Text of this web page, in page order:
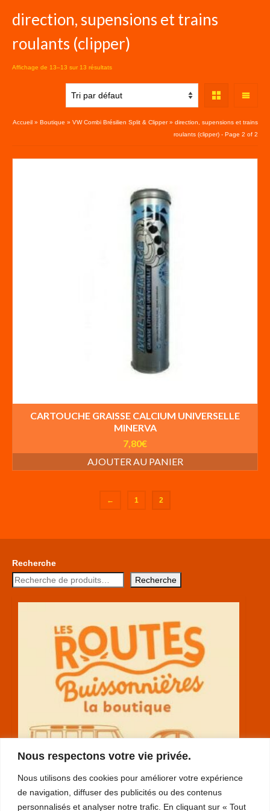
Nous respectons votre vie privée.
Nous utilisons des cookies pour améliorer votre expérience
de navigation, diffuser des publicités ou des contenus
personnalisés et analyser notre trafic. En cliquant sur « Tout
direction, supensions et trains
roulants (clipper)
Affichage de 13–13 sur 13 résultats
Accueil » Boutique » VW Combi Brésilien Split & Clipper » direction, supensions et trains
roulants (clipper) - Page 2 of 2
CARTOUCHE GRAISSE CALCIUM UNIVERSELLE
MINERVA
7,80€
AJOUTER AU PANIER
← 1 2
Recherche
Recherche